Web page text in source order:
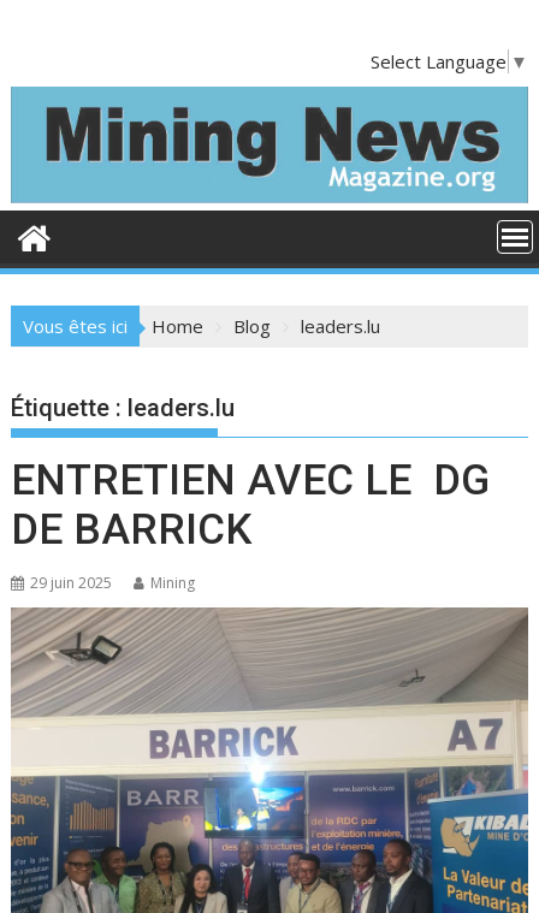
o
t
Select Language ▼
Vous êtes ici Home Blog leaders.lu
Étiquette : leaders.lu
ENTRETIEN AVEC LE DG
DE BARRICK
29 juin 2025 Mining